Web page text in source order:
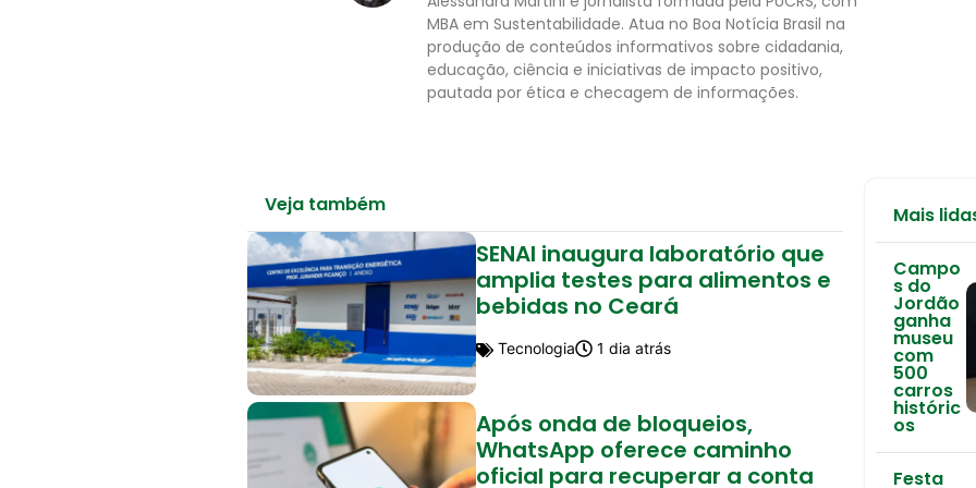
MBA em Sustentabilidade. Atua no Boa Notícia Brasil na
produção de conteúdos informativos sobre cidadania,
educação, ciência e iniciativas de impacto positivo,
pautada por ética e checagem de informações.
Veja também
SENAI inaugura laboratório que
amplia testes para alimentos e
bebidas no Ceará
Tecnologia 1 dia atrás
Após onda de bloqueios,
WhatsApp oferece caminho
oficial para recuperar a conta
Mais
Campo
s do
Jordão
ganha
museu
com
500
carros
históric
os
Festa